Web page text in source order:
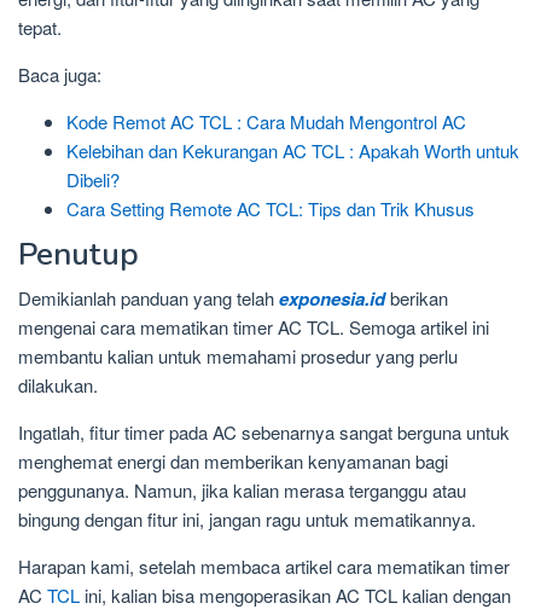
tepat.
Baca juga:
Kode Remot AC TCL : Cara Mudah Mengontrol AC
Kelebihan dan Kekurangan AC TCL : Apakah Worth untuk
Dibeli?
Cara Setting Remote AC TCL: Tips dan Trik Khusus
Penutup
Demikianlah panduan yang telahexponesia.idberikan
mengenai cara mematikan timer AC TCL. Semoga artikel ini
membantu kalian untuk memahami prosedur yang perlu
dilakukan.
Ingatlah, fitur timer pada AC sebenarnya sangat berguna untuk
menghemat energi dan memberikan kenyamanan bagi
penggunanya. Namun, jika kalian merasa terganggu atau
bingung dengan fitur ini, jangan ragu untuk mematikannya.
Harapan kami, setelah membaca artikel cara mematikan timer
AC TCL ini, kalian bisa mengoperasikan AC TCL kalian dengan